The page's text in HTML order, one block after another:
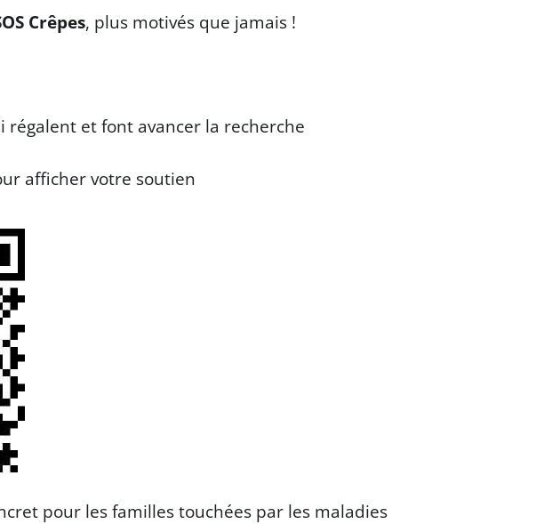
Crêpes, plus motivés que jamais !
et font avancer la recherche
afficher votre soutien
pour les familles touchées par les maladies